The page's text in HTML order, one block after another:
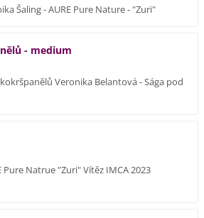
Šaling - AURE Pure Nature - "Zuri"
- medium
Veronika Belantová - Sága pod
Pure Natrue "Zuri" Vítěz IMCA 2023